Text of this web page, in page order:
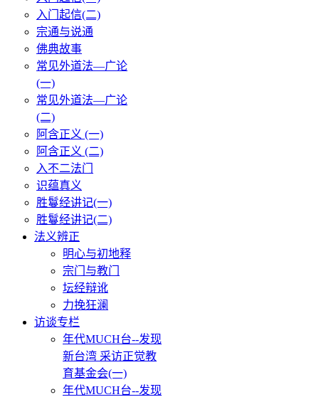
入门起信(二)
宗通与说通
佛典故事
常见外道法—广论
(一)
常见外道法—广论
(二)
阿含正义 (一)
阿含正义 (二)
入不二法门
识蕴真义
胜鬘经讲记(一)
胜鬘经讲记(二)
法义辨正
明心与初地释
宗门与教门
坛经辩讹
力挽狂澜
访谈专栏
年代MUCH台--发现
新台湾 采访正觉教
育基金会(一)
年代MUCH台--发现